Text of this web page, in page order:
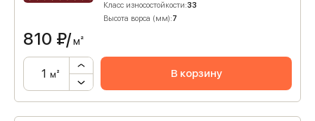
Класс износостойкости:33
Высота ворса (мм):7
810 ₽/м²
м² В корзину